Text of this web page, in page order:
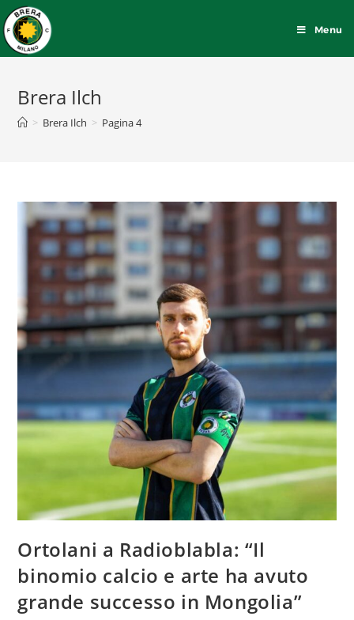
Menu
Brera Ilch
> Brera Ilch > Pagina 4
Ortolani a Radioblabla: “Il
binomio calcio e arte ha avuto
grande successo in Mongolia”